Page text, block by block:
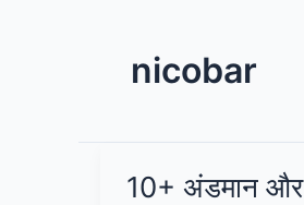
nicobar
10+ अंडमान और